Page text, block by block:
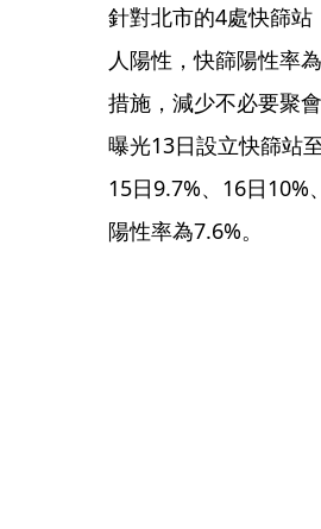
針對北市的4處快篩
人陽性，快篩陽性率
措施，減少不必要聚
曝光13日設立快篩站
15日9.7%、16日10%
陽性率為7.6%。